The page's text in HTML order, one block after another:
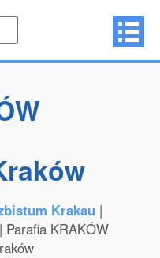
Krakau |
| Parafia KRAKÓW